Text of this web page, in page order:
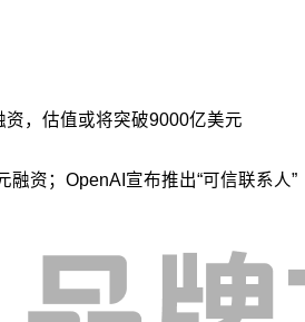
，估值或将突破9000亿美元
融资；OpenAI宣布推出“可信联系人”